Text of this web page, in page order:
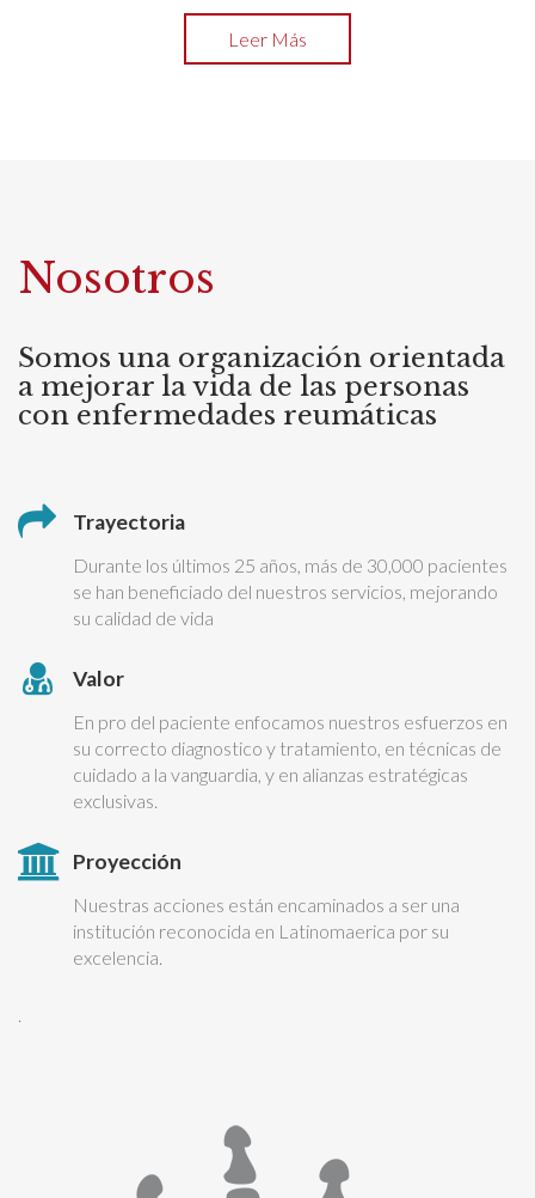
Leer Más
Nosotros
Somos una organización orientada
a mejorar la vida de las personas
con enfermedades reumáticas
Trayectoria
Durante los últimos 25 años, más de 30,000 pacientes
se han beneficiado del nuestros servicios, mejorando
su calidad de vida
Valor
En pro del paciente enfocamos nuestros esfuerzos en
su correcto diagnostico y tratamiento, en técnicas de
cuidado a la vanguardia, y en alianzas estratégicas
exclusivas.
Proyección
Nuestras acciones están encaminados a ser una
institución reconocida en Latinomaerica por su
excelencia.
.